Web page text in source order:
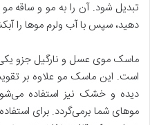
دهید، سپس با آب ولرم موها را
ماسک موی عسل و نارگیل جزو
است. این ماسک مو علاوه بر
دیده و خشک نیز استفاده
موهای شما برمی‌گردد. برای